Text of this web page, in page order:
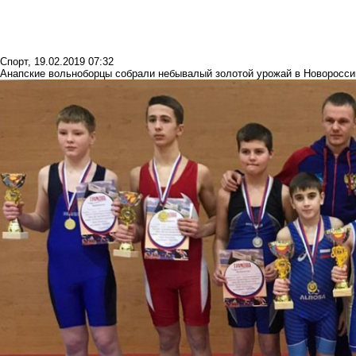
Спорт, 19.02.2019 07:32
Анапские вольноборцы собрали небывалый золотой урожай в